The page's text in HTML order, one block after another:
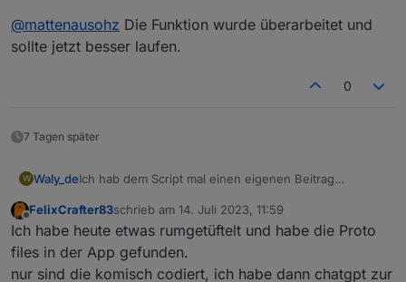
@mattenausohz Die Funktion wurde überarbeitet und
sollte jetzt besser laufen.
0
7 Tagen später
W Waly_deIch hab dem Script mal einen eigenen Beitrag
https://forum.iobroker.net/topic/66743/ecoflow-
connector-script-zur-dynamischen-
leistungsanpassung
@FelixCrafter83Die meisten Deiner Daten kenn ich
schon und sind im neuen Script verwendet. Was ich
Offline
FelixCrafter83schrieb am 14. Juli 2023, 11:59
zuletzt editiert von
Ich habe heute etwas rumgetüftelt und habe die Proto
files in der App gefunden.
nur sind die komisch codiert, ich habe dann chatgpt zur